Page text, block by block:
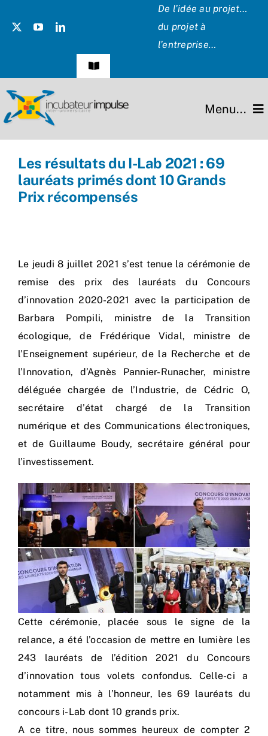
De l’idée au projet…
du projet à
l’entreprise…
Navigation
Témoignages
Les Présidents
Hommage
Menu...
Missions
Nos process
Actualités
Les résultats du I-Lab 2021 : 69
lauréats primés dont 10 Grands
Prix récompensés
Le jeudi 8 juillet 2021 s’est tenue la cérémonie de
remise des prix des lauréats du Concours
d’innovation 2020-2021 avec la participation de
Barbara Pompili, ministre de la Transition
écologique, de Frédérique Vidal, ministre de
l’Enseignement supérieur, de la Recherche et de
l’Innovation, d’Agnès Pannier-Runacher, ministre
déléguée chargée de l’Industrie, de Cédric O,
secrétaire d’état chargé de la Transition
numérique et des Communications électroniques,
et de Guillaume Boudy, secrétaire général pour
l’investissement.
Cette cérémonie, placée sous le signe de la
relance, a été l’occasion de mettre en lumière les
243 lauréats de l’édition 2021 du Concours
d’innovation tous volets confondus. Celle-ci a
notamment mis à l’honneur, les 69 lauréats du
concours i-Lab dont 10 grands prix.
A ce titre, nous sommes heureux de compter 2